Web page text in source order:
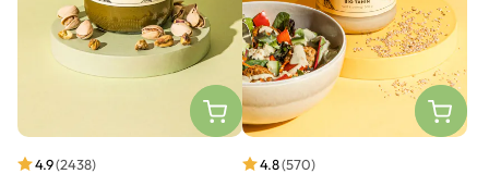
4.9(2438) 4.8(570)